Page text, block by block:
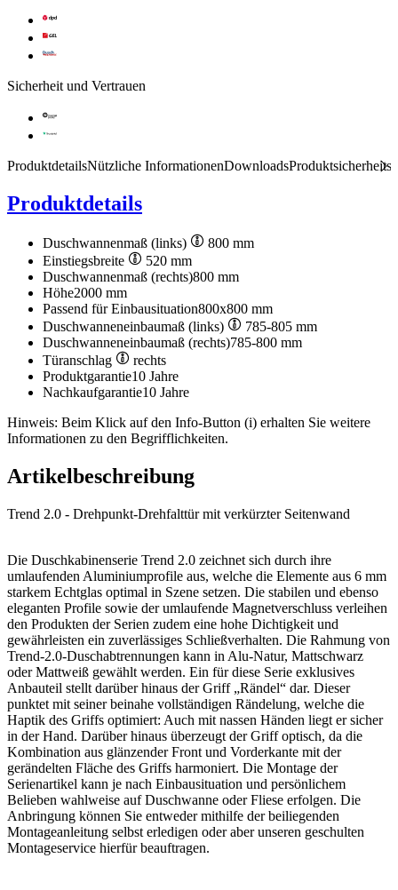
Sicherheit und Vertrauen
Produktdetails
Produktdetails
Duschwannenmaß (links)
800 mm
Einstiegsbreite
520 mm
Duschwannenmaß (rechts)800 mm
Höhe2000 mm
Passend für Einbausituation800x800 mm
Duschwanneneinbaumaß (links)
785-805 mm
Duschwanneneinbaumaß (rechts)785-800 mm
Türanschlag
rechts
Produktgarantie10 Jahre
Nachkaufgarantie10 Jahre
Hinweis: Beim Klick auf den Info-Button (i) erhalten Sie weitere
Informationen zu den Begrifflichkeiten.
Nützliche InformationenDownloads
Artikelbeschreibung
Trend 2.0 - Drehpunkt-Drehfalttür mit verkürzter Seitenwand
Die Duschkabinenserie Trend 2.0 zeichnet sich durch ihre
umlaufenden Aluminiumprofile aus, welche die Elemente aus 6 mm
starkem Echtglas optimal in Szene setzen. Die stabilen und ebenso
eleganten Profile sowie der umlaufende Magnetverschluss verleihen
den Produkten der Serien zudem eine hohe Dichtigkeit und
gewährleisten ein zuverlässiges Schließverhalten. Die Rahmung von
Trend-2.0-Duschabtrennungen kann in Alu-Natur, Mattschwarz
oder Mattweiß gewählt werden. Ein für diese Serie exklusives
Anbauteil stellt darüber hinaus der Griff „Rändel“ dar. Dieser
punktet mit seiner beinahe vollständigen Rändelung, welche die
Haptik des Griffs optimiert: Auch mit nassen Händen liegt er sicher
in der Hand. Darüber hinaus überzeugt der Griff optisch, da die
Kombination aus glänzender Front und Vorderkante mit der
gerändelten Fläche des Griffs harmoniert. Die Montage der
Serienartikel kann je nach Einbausituation und persönlichem
Belieben wahlweise auf Duschwanne oder Fliese erfolgen. Die
Anbringung können Sie entweder mithilfe der beiliegenden
Montageanleitung selbst erledigen oder aber unseren geschulten
Montageservice hierfür beauftragen.